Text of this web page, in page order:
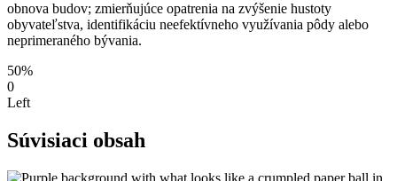
obnova budov; zmierňujúce opatrenia na zvýšenie hustoty
obyvateľstva, identifikáciu neefektívneho využívania pôdy alebo
neprimeraného bývania.
50%
0
Left
Súvisiaci obsah